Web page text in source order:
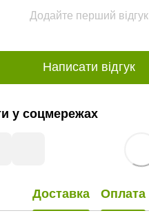
Додайте перший відгук
Написати відгук
у соцмережах
Доставка Оплата